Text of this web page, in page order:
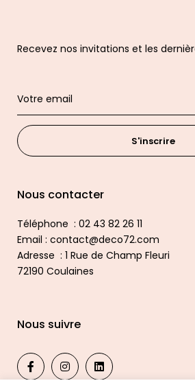
Recevez nos invitations et les
S'inscrire
Nous contacter
Téléphone : 02 43 82 26 11
Email : contact@deco72.com
Adresse : 1 Rue de Champ Fleuri
72190 Coulaines
Nous suivre